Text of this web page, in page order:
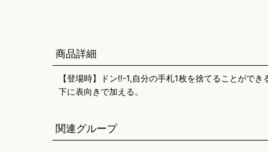
商品詳細
【登場時】ドン!!-1,自分の手札1枚を捨てることがで
下に表向きで加える。
関連グループ